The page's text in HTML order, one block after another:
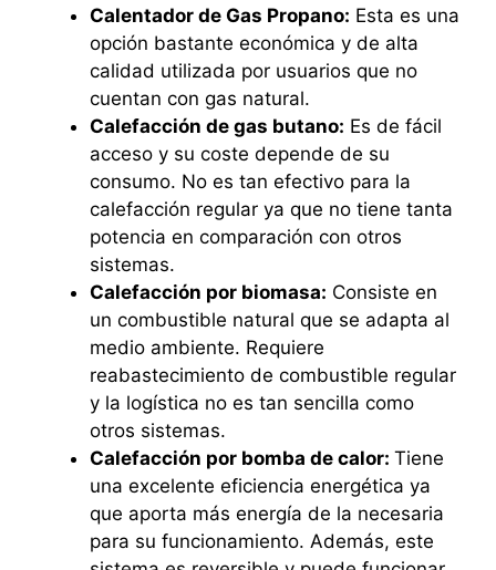
Calentador de Gas Propano: Esta es una
opción bastante económica y de alta
calidad utilizada por usuarios que no
cuentan con gas natural.
Calefacción de gas butano: Es de fácil
acceso y su coste depende de su
consumo. No es tan efectivo para la
calefacción regular ya que no tiene tanta
potencia en comparación con otros
sistemas.
Calefacción por biomasa: Consiste en
un combustible natural que se adapta al
medio ambiente. Requiere
reabastecimiento de combustible regular
y la logística no es tan sencilla como
otros sistemas.
Calefacción por bomba de calor: Tiene
una excelente eficiencia energética ya
que aporta más energía de la necesaria
para su funcionamiento. Además, este